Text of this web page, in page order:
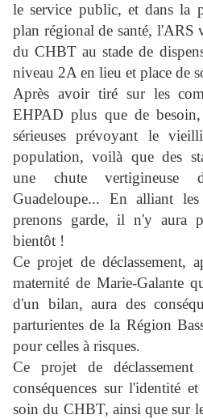
le service public, et dans la
plan régional de santé, l'ARS
du CHBT au stade de
niveau 2A en lieu et place de
Après avoir tiré sur les
EHPAD plus que de besoin,
sérieuses prévoyant le
population, voilà que des
une chute vertigineuse
Guadeloupe... En alliant
prenons garde, il n'y aura
bientôt !
Ce projet de déclassement,
maternité de Marie-Galante
d'un bilan, aura des
parturientes de la Région
pour celles à risques.
Ce projet de
conséquences sur l'identité
soin du CHBT, ainsi que sur